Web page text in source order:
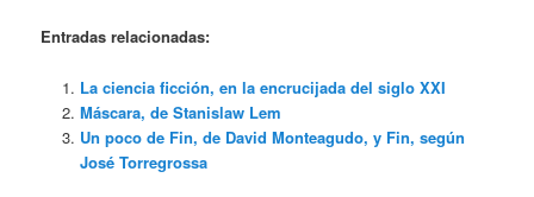
Entradas relacionadas:
La ciencia ficción, en la encrucijada del siglo XXI
Máscara, de Stanislaw Lem
Un poco de Fin, de David Monteagudo, y Fin, según
José Torregrossa